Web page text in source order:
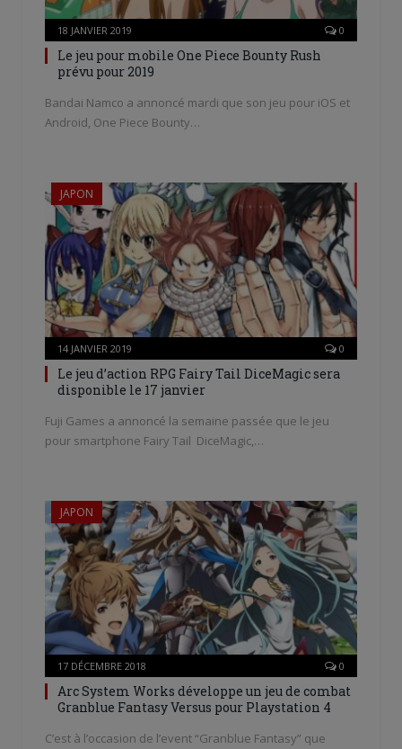
18 JANVIER 2019 0
Le jeu pour mobile One Piece Bounty Rush
prévu pour 2019
Bandai Namco a annoncé mardi que son jeu pour iOS et
Android, One Piece Bounty…
JAPON
14 JANVIER 2019 0
Le jeu d’action RPG Fairy Tail DiceMagic sera
disponible le 17 janvier
Fuji Games a annoncé la semaine passée que le jeu
pour smartphone Fairy Tail DiceMagic,…
JAPON
17 DÉCEMBRE 2018 0
Arc System Works développe un jeu de combat
Granblue Fantasy Versus pour Playstation 4
C’est à l’occasion de l’event “Granblue Fantasy” que